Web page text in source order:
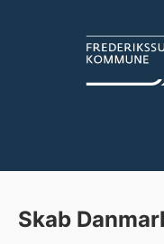
Skab